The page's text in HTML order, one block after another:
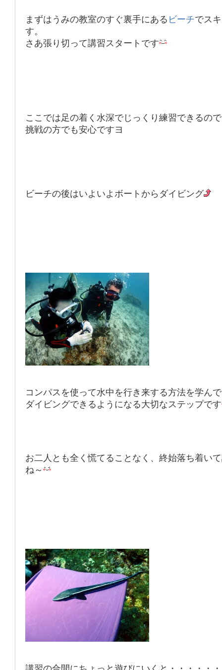
まずはうみの教室のすぐ裏手にある ビーチでス
す。
さあ張り切って講習スタートです
ここでは足の着く水深でじっくり練習できるの
挑戦の方でも安心ですヨ
ビーチの後はいよいよボートからダイビング
コンパスを使って水中を行き来する方法を学ん
ダイビングできるようになる大切なステップです
お二人とも全く慌てることなく、終始落ち着い
ね～